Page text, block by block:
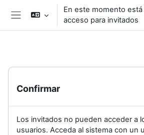
Salta al contenido principal
Panel lateral
En este momento
acceso para invitados
Confirmar
Los invitados no pueden acceder a
usuarios. Acceda al sistema con un